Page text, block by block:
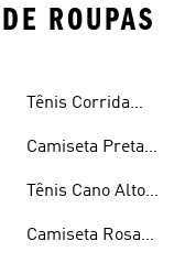
ROUPAS
Masculinas
Tênis Corrida
Camiseta Preta
Tênis Cano Alto
Camiseta Rosa